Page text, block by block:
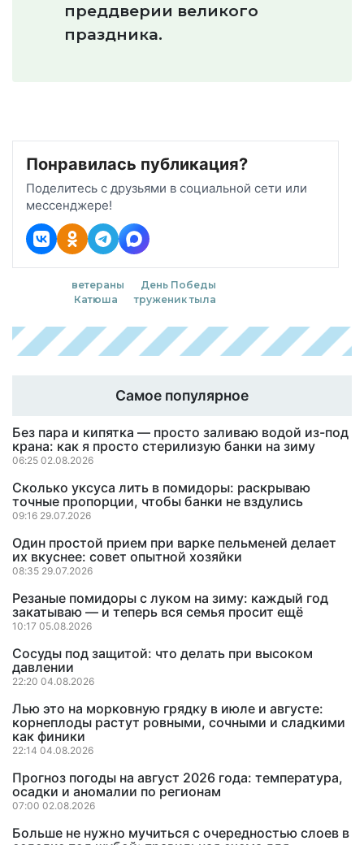
преддверии великого
праздника.
Понравилась публикация?
Поделитесь с друзьями в социальной сети или
мессенджере!
ветераны
День Победы
Катюша
труженик тыла
Самое популярное
Без пара и кипятка — просто заливаю водой из-под
крана: как я просто стерилизую банки на зиму
06:25 02.08.2026
Сколько уксуса лить в помидоры: раскрываю
точные пропорции, чтобы банки не вздулись
09:16 29.07.2026
Один простой прием при варке пельменей делает
их вкуснее: совет опытной хозяйки
08:35 29.07.2026
Резаные помидоры с луком на зиму: каждый год
закатываю — и теперь вся семья просит ещё
10:17 05.08.2026
Сосуды под защитой: что делать при высоком
давлении
22:20 04.08.2026
Лью это на морковную грядку в июле и августе:
корнеплоды растут ровными, сочными и сладкими
как финики
22:14 04.08.2026
Прогноз погоды на август 2026 года: температура,
осадки и аномалии по регионам
07:00 02.08.2026
Больше не нужно мучиться с очередностью слоев в